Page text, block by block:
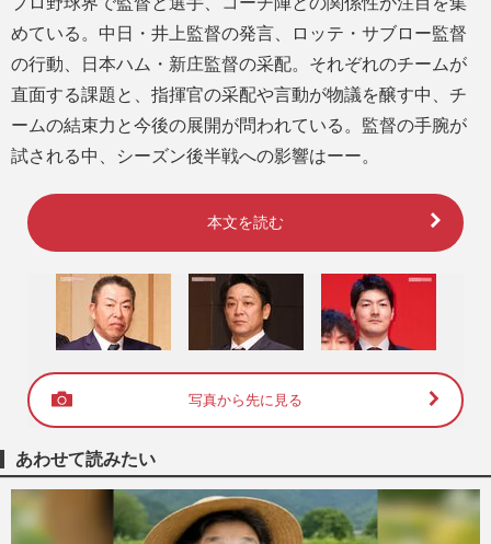
めている。中日・井上監督の発言、ロッテ・サブロー監督
の行動、日本ハム・新庄監督の采配。それぞれのチームが
直面する課題と、指揮官の采配や言動が物議を醸す中、チ
ームの結束力と今後の展開が問われている。監督の手腕が
試される中、シーズン後半戦への影響はーー。
本文を読む
写真から先に見る
あわせて読みたい